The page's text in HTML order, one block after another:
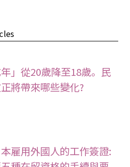
年」從20歲降至18歲。民
將帶來哪些變化?
雇用外國人的工作簽證: